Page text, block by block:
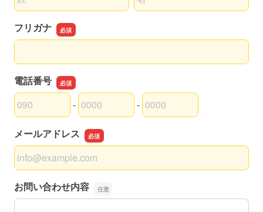
フリガナ
フリガナ
電話番号
電話番号の市外局番
-
電話番号の市内局番 -
電話番号の加入者番号
メールアドレス
メールアドレス
お問い合わせ内容
お問い合わせ内容